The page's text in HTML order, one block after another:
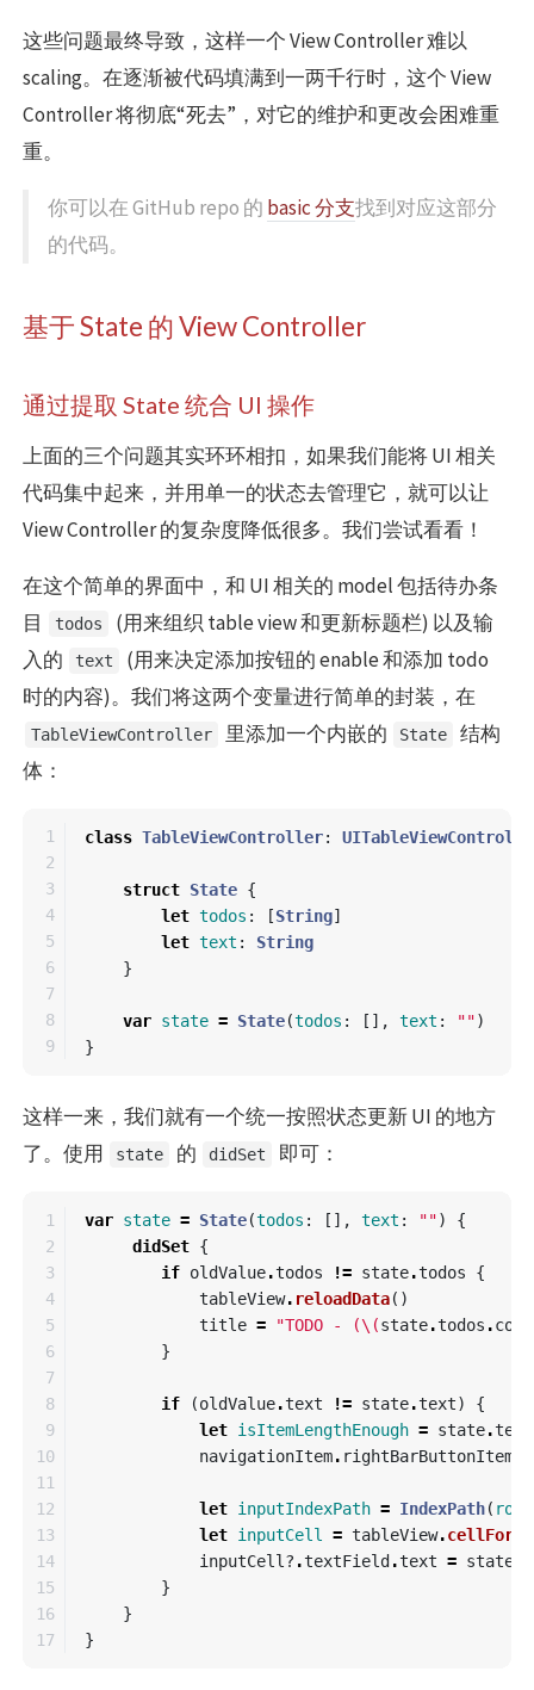
这些问题最终导致，这样一个 View Controller 难以
scaling。在逐渐被代码填满到一两千行时，这个 View
Controller 将彻底“死去”，对它的维护和更改会困难重
重。
你可以在 GitHub repo 的 basic 分支找到对应这部分
的代码。
基于 State 的 View Controller
通过提取 State 统合 UI 操作
上面的三个问题其实环环相扣，如果我们能将 UI 相关
代码集中起来，并用单一的状态去管理它，就可以让
View Controller 的复杂度降低很多。我们尝试看看！
在这个简单的界面中，和 UI 相关的 model 包括待办条
目
todos
(用来组织 table view 和更新标题栏) 以及输
入的
text
(用来决定添加按钮的 enable 和添加 todo
时的内容)。我们将这两个变量进行简单的封装，在
TableViewController 里添加一个内嵌的 State
结构
体：
1
2
3
4
5
6
7
8
class TableViewController:
struct State {
let todos : [String]
let text :
String
}
var state = State(todos : [], text : "")
}
这样一来，我们就有一个统一按照状态更新 UI 的地方
了。使用
state 的 didSet 即可：
1
2
3
4
5
6
7
8
9
10
11
12
13
14
15
16
var state = State(todos : [], text : "")
{
didSet {
if oldValue.todos != state.todos
{
tableView. reloadData()
title = "TODO - (\(state.todos .
}
if (oldValue.text != state.text)
{
let isItemLengthEnough = state.text
navigationItem. rightBarButtonItem
let inputIndexPath = IndexPath( row
let inputCell = tableView.
inputCell ? .textField .text = state
}
}
}